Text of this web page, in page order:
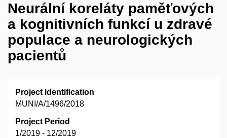
Neurální koreláty paměťových
a kognitivních funkcí u zdravé
populace a neurologických
pacientů
Project Identification
MUNI/A/1496/2018
Project Period
1/2019 - 12/2019